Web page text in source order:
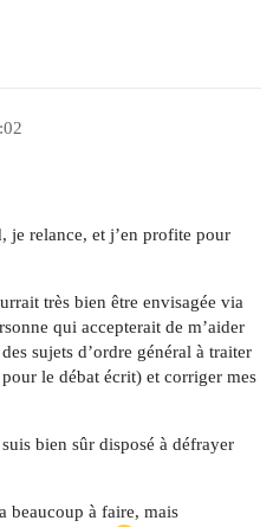
je relance, et j’en profite pour
très bien être envisagée via
qui accepterait de m’aider
sujets d’ordre général à traiter
le débat écrit) et corriger mes
bien sûr disposé à défrayer
beaucoup à faire, mais